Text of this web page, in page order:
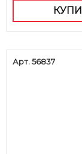
Арт. 56837